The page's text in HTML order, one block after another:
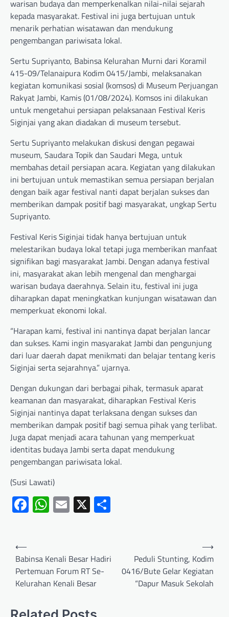
warisan budaya dan memperkenalkan nilai-nilai sejarah
kepada masyarakat. Festival ini juga bertujuan untuk
menarik perhatian wisatawan dan mendukung
pengembangan pariwisata lokal.
Sertu Supriyanto, Babinsa Kelurahan Murni dari Koramil
415-09/Telanaipura Kodim 0415/Jambi, melaksanakan
kegiatan komunikasi sosial (komsos) di Museum Perjuangan
Rakyat Jambi, Kamis (01/08/2024). Komsos ini dilakukan
untuk mengetahui persiapan pelaksanaan Festival Keris
Siginjai yang akan diadakan di museum tersebut.
Sertu Supriyanto melakukan diskusi dengan pegawai
museum, Saudara Topik dan Saudari Mega, untuk
membahas detail persiapan acara. Kegiatan yang dilakukan
ini bertujuan untuk memastikan semua persiapan berjalan
dengan baik agar festival nanti dapat berjalan sukses dan
memberikan dampak positif bagi masyarakat, ungkap Sertu
Supriyanto.
Festival Keris Siginjai tidak hanya bertujuan untuk
melestarikan budaya lokal tetapi juga memberikan manfaat
signifikan bagi masyarakat Jambi. Dengan adanya festival
ini, masyarakat akan lebih mengenal dan menghargai
warisan budaya daerahnya. Selain itu, festival ini juga
diharapkan dapat meningkatkan kunjungan wisatawan dan
memperkuat ekonomi lokal.
“Harapan kami, festival ini nantinya dapat berjalan lancar
dan sukses. Kami ingin masyarakat Jambi dan pengunjung
dari luar daerah dapat menikmati dan belajar tentang keris
Siginjai serta sejarahnya.” ujarnya.
Dengan dukungan dari berbagai pihak, termasuk aparat
keamanan dan masyarakat, diharapkan Festival Keris
Siginjai nantinya dapat terlaksana dengan sukses dan
memberikan dampak positif bagi semua pihak yang terlibat.
Juga dapat menjadi acara tahunan yang memperkuat
identitas budaya Jambi serta dapat mendukung
pengembangan pariwisata lokal.
(Susi Lawati)
Facebook
WhatsApp
Email
X
⟵
Babinsa Kenali Besar Hadiri
Pertemuan Forum RT Se-
Kelurahan Kenali Besar
Peduli Stunting, Kodim
0416/Bute Gelar Kegiatan
“Dapur Masuk Sekolah
⟶